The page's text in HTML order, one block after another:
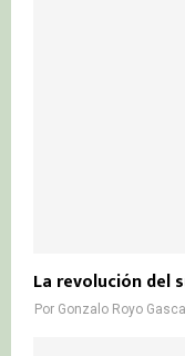
La revolución del
Por Gonzalo Royo Gasca